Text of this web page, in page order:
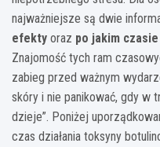
najważniejsze są dwie
efekty oraz po jakim
Znajomość tych ram
zabieg przed ważnym
skóry i nie panikować, gdy w
dzieje”. Poniżej
czas działania toksyny